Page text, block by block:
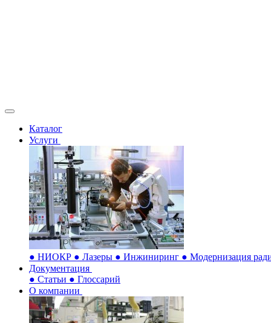
Каталог
Услуги
● НИОКР ● Лазеры ● Инжиниринг ● Модернизация
Документация
● Статьи ● Глоссарий
О компании